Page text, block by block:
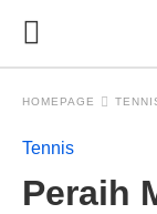
HOMEPAGE
Tennis
Peraih